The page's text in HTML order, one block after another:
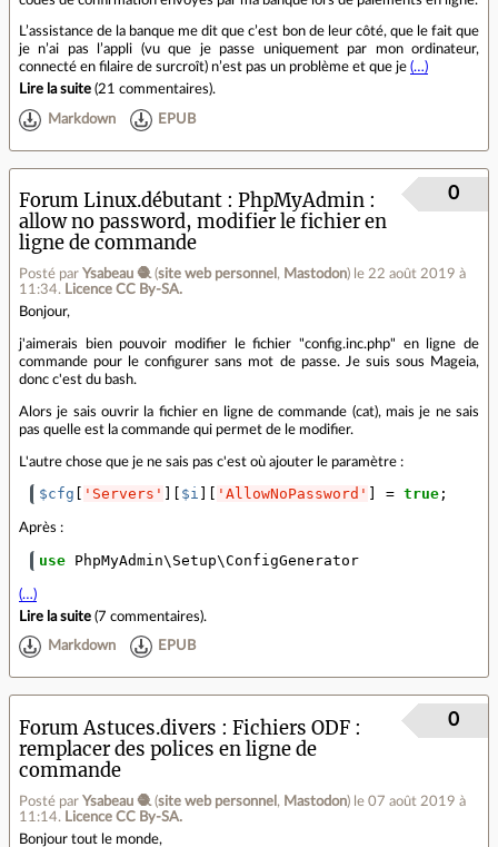
L’assistance de la banque me dit que c’est bon de leur côté, que le fait que
je n’ai pas l’appli (vu que je passe uniquement par mon ordinateur,
connecté en filaire de surcroît) n’est pas un problème et que je (…)
Lire la suite (21 commentaires).
Markdown EPUB
Forum Linux.débutant
PhpMyAdmin :
allow no password, modifier le fichier en
ligne de commande
Posté par Ysabeau 🧶 (site web personnel , Mastodon) le 22 août 2019 à
11:34. Licence CC By‑SA.
0
Bonjour,
j'aimerais bien pouvoir modifier le fichier "config.inc.php" en ligne de
commande pour le configurer sans mot de passe. Je suis sous Mageia,
donc c'est du bash.
Alors je sais ouvrir la fichier en ligne de commande (cat), mais je ne sais
pas quelle est la commande qui permet de le modifier.
L'autre chose que je ne sais pas c'est où ajouter le paramètre :
$cfg 'Servers' $i 'AllowNoPassword' = true ;
Après :
use PhpMyAdmin\Setup\ConfigGenerator
(…)
Lire la suite (7 commentaires).
Markdown EPUB
Forum Astuces.divers
Fichiers ODF :
remplacer des polices en ligne de
commande
Posté par Ysabeau 🧶 (site web personnel , Mastodon) le 07 août 2019 à
11:14. Licence CC By‑SA.
0
Bonjour tout le monde,